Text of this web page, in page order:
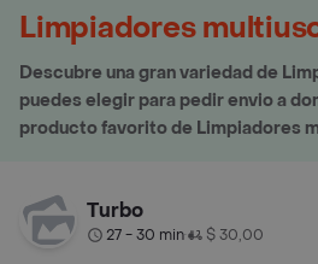
Limpiadores
Descubre una gran variedad de
puedes elegir para pedir envio a
producto favorito de Limpiadores
Turbo
27 - 30 min• $ 30,00